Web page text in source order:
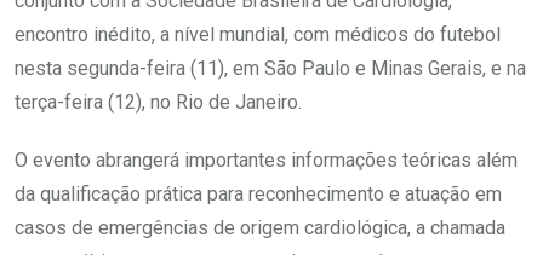
encontro inédito, a nível mundial, com médicos do futebol
nesta segunda-feira (11), em São Paulo e Minas Gerais, e na
terça-feira (12), no Rio de Janeiro.
O evento abrangerá importantes informações teóricas além
da qualificação prática para reconhecimento e atuação em
casos de emergências de origem cardiológica, a chamada